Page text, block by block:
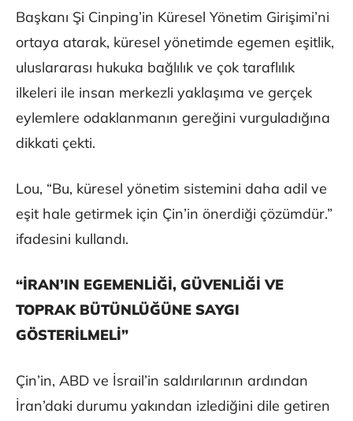
Başkanı Şi Cinping’in Küresel Yönetim Girişimi’ni
ortaya atarak, küresel yönetimde egemen eşitlik,
uluslararası hukuka bağlılık ve çok taraflılık
ilkeleri ile insan merkezli yaklaşıma ve gerçek
eylemlere odaklanmanın gereğini vurguladığına
dikkati çekti.
Lou, “Bu, küresel yönetim sistemini daha adil ve
eşit hale getirmek için Çin’in önerdiği çözümdür.”
ifadesini kullandı.
“İRAN’IN EGEMENLİĞİ, GÜVENLİĞİ VE
TOPRAK BÜTÜNLÜĞÜNE SAYGI
GÖSTERİLMELİ”
Çin’in, ABD ve İsrail’in saldırılarının ardından
İran’daki durumu yakından izlediğini dile getiren